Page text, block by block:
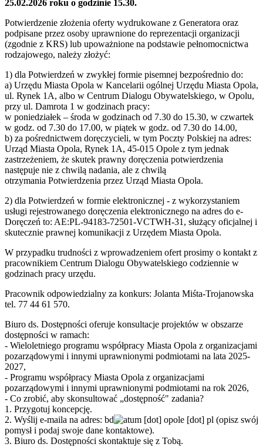
25.02.2026 roku o godzinie 15.30.
Potwierdzenie złożenia oferty wydrukowane z Generatora oraz
podpisane przez osoby uprawnione do reprezentacji organizacji
(zgodnie z KRS) lub upoważnione na podstawie pełnomocnictwa
rodzajowego, należy złożyć:
1) dla Potwierdzeń w zwykłej formie pisemnej bezpośrednio do:
a) Urzędu Miasta Opola w Kancelarii ogólnej Urzędu Miasta Opola,
ul. Rynek 1A, albo w Centrum Dialogu Obywatelskiego, w Opolu,
przy ul. Damrota 1 w godzinach pracy:
w poniedziałek – środa w godzinach od 7.30 do 15.30, w czwartek
w godz. od 7.30 do 17.00, w piątek w godz. od 7.30 do 14.00,
b) za pośrednictwem doręczycieli, w tym Poczty Polskiej na adres:
Urząd Miasta Opola, Rynek 1A, 45-015 Opole z tym jednak
zastrzeżeniem, że skutek prawny doręczenia potwierdzenia
następuje nie z chwilą nadania, ale z chwilą
otrzymania Potwierdzenia przez Urząd Miasta Opola.
2) dla Potwierdzeń w formie elektronicznej - z wykorzystaniem
usługi rejestrowanego doręczenia elektronicznego na adres do e-
Doręczeń to: AE:PL-94183-72501-VCTWH-31, służący oficjalnej i
skutecznie prawnej komunikacji z Urzędem Miasta Opola.
W przypadku trudności z wprowadzeniem ofert prosimy o kontakt z
pracownikiem Centrum Dialogu Obywatelskiego codziennie w
godzinach pracy urzędu.
Pracownik odpowiedzialny za konkurs: Jolanta Miśta-Trojanowska
tel. 77 44 61 570.
Biuro ds. Dostępności oferuje konsultacje projektów w obszarze
dostępności w ramach:
- Wieloletniego programu współpracy Miasta Opola z organizacjami
pozarządowymi i innymi uprawnionymi podmiotami na lata 2025-
2027,
- Programu współpracy Miasta Opola z organizacjami
pozarządowymi i innymi uprawnionymi podmiotami na rok 2026,
- Co zrobić, aby skonsultować „dostępność" zadania?
1. Przygotuj koncepcję.
2. Wyślij e-maila na adres: bd um [dot] opole [dot] pl (opisz swój
pomysł i podaj swoje dane kontaktowe).
3. Biuro ds. Dostępności skontaktuje się z Tobą.